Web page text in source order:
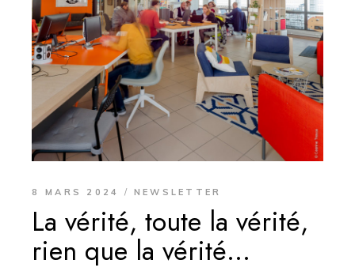
8 MARS 2024 NEWSLETTER
La vérité, toute la vérité,
rien que la vérité…